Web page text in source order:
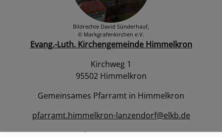
Bildrechte David Sünderhauf,
© Markgrafenkirchen e.V.
Evang.-Luth. Kirchengemeinde Himmelkron
Kirchweg 1
95502 Himmelkron
Gemeinsames Pfarramt in Himmelkron
pfarramt.himmelkron-lanzendorf@elkb.de